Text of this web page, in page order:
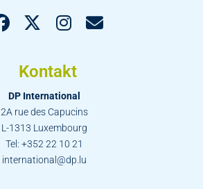
Kontakt
DP International
2A rue des Capucins
L-1313 Luxembourg
Tel: +352 22 10 21
international@dp.lu